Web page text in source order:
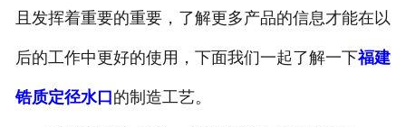
且发挥着重要的重要，了解更多产品的信息才能在以
后的工作中更好的使用，下面我们一起了解一下福建
锆质定径水口 的制造工艺。